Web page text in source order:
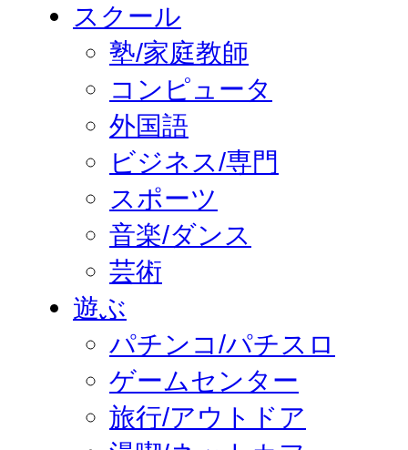
スクール
塾/家庭教師
コンピュータ
外国語
ビジネス/専門
スポーツ
音楽/ダンス
芸術
遊ぶ
パチンコ/パチスロ
ゲームセンター
旅行/アウトドア